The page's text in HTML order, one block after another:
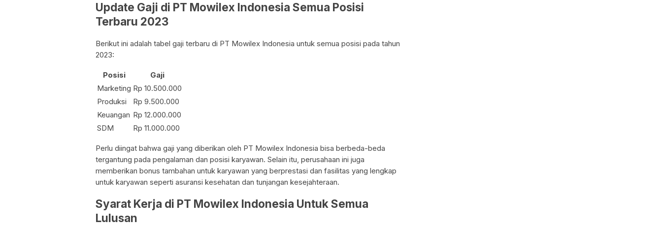
Update Gaji di PT Mowilex Indonesia Semua Posisi
Terbaru 2023
Berikut ini adalah tabel gaji terbaru di PT Mowilex Indonesia untuk semua posisi pada tahun
2023:
Posisi
Gaji
Marketing Rp 10.500.000
Produksi
Rp 9.500.000
Keuangan Rp 12.000.000
SDM
Rp 11.000.000
Perlu diingat bahwa gaji yang diberikan oleh PT Mowilex Indonesia bisa berbeda-beda
tergantung pada pengalaman dan posisi karyawan. Selain itu, perusahaan ini juga
memberikan bonus tambahan untuk karyawan yang berprestasi dan fasilitas yang lengkap
untuk karyawan seperti asuransi kesehatan dan tunjangan kesejahteraan.
Syarat Kerja di PT Mowilex Indonesia Untuk Semua
Lulusan